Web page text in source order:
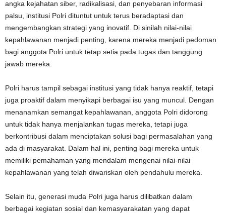
angka kejahatan siber, radikalisasi, dan penyebaran informasi
palsu, institusi Polri dituntut untuk terus beradaptasi dan
mengembangkan strategi yang inovatif. Di sinilah nilai-nilai
kepahlawanan menjadi penting, karena mereka menjadi pedoman
bagi anggota Polri untuk tetap setia pada tugas dan tanggung
jawab mereka.
Polri harus tampil sebagai institusi yang tidak hanya reaktif, tetapi
juga proaktif dalam menyikapi berbagai isu yang muncul. Dengan
menanamkan semangat kepahlawanan, anggota Polri didorong
untuk tidak hanya menjalankan tugas mereka, tetapi juga
berkontribusi dalam menciptakan solusi bagi permasalahan yang
ada di masyarakat. Dalam hal ini, penting bagi mereka untuk
memiliki pemahaman yang mendalam mengenai nilai-nilai
kepahlawanan yang telah diwariskan oleh pendahulu mereka.
Selain itu, generasi muda Polri juga harus dilibatkan dalam
berbagai kegiatan sosial dan kemasyarakatan yang dapat